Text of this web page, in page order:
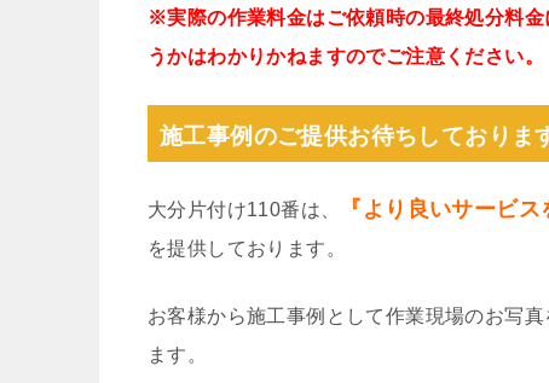
※実際の作業料金はご依頼時の最終処分料
うかはわかりかねますのでご注意ください。
施工事例のご提供お待ちしておりま
大分片付け110番は、 『より良いサービ
を提供しております。
お客様から施工事例として作業現場のお写
ます。